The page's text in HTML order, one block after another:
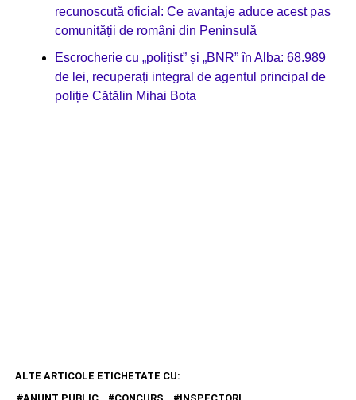
recunoscută oficial: Ce avantaje aduce acest pas
comunității de români din Peninsulă
Escrocherie cu „polițist” și „BNR” în Alba: 68.989
de lei, recuperați integral de agentul principal de
poliție Cătălin Mihai Bota
ALTE ARTICOLE ETICHETATE CU:
ANUNT PUBLIC
CONCURS INSPECTORI